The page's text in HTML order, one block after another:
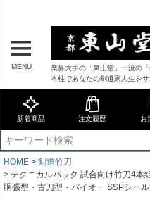
MENU
業界大手の「東山堂」一流の
本柱であなたの剣道家人生をサ
新着商品 注文履歴 お
HOME
剣道竹刀
テクニカルパック 試合向け竹刀4本
胴張型・古刀型・バイオ・ SSPシール